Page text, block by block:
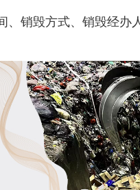
销毁方式、销毁经